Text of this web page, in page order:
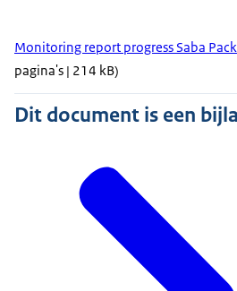
Monitoring report progress Saba
pagina's | 214 kB)
Dit document is een